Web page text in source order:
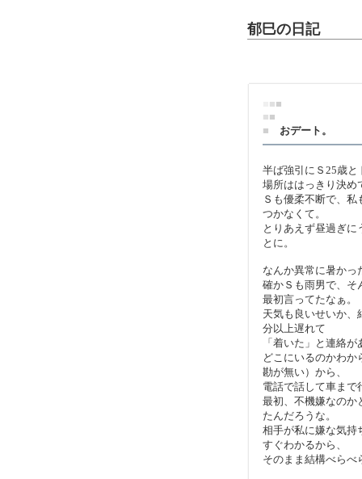
郁巳の日記
■■
■■
■
おデート。
半ば強引にＳ25歳
場所ははっきり決め
Ｓも優柔不断で、
つかなくて。
とりあえず昼過ぎ
とに。
なんか異常に暑かっ
確かＳも雨男で、そ
最初言ってたなぁ。
天気も良いせいか、
分以上遅れて
「着いた」と連絡が
どこにいるのかわ
勘が無い）から、
電話で話して車まで
最初、不機嫌なのか
たんだろうな。
相手が私に嫌な気持
すぐわかるから、
そのまま結構べらべ